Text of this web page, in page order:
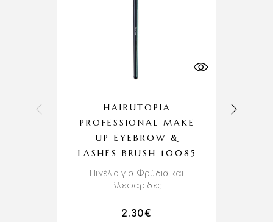
HAIRUTOPIA
PROFESSIONAL MAKE
UP EYEBROW &
LASHES BRUSH 10085
Πινέλο για Φρύδια και
Βλεφαρίδες
2.30€